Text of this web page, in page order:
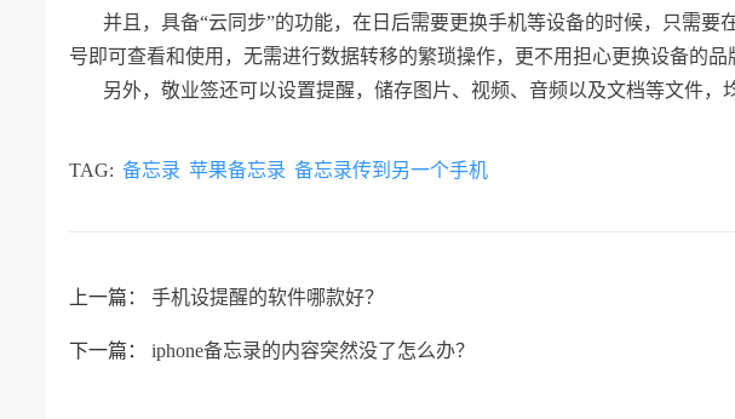
并且，具备“云同步”的功能，在日后需要更换手机等设备的时候，只需要
号即可查看和使用，无需进行数据转移的繁琐操作，更不用担心更换设备的品
另外，敬业签还可以设置提醒，储存图片、视频、音频以及文档等文件，
TAG: 备忘录 苹果备忘录 备忘录传到另一个手机
上一篇： 手机设提醒的软件哪款好？
下一篇： iphone备忘录的内容突然没了怎么办？